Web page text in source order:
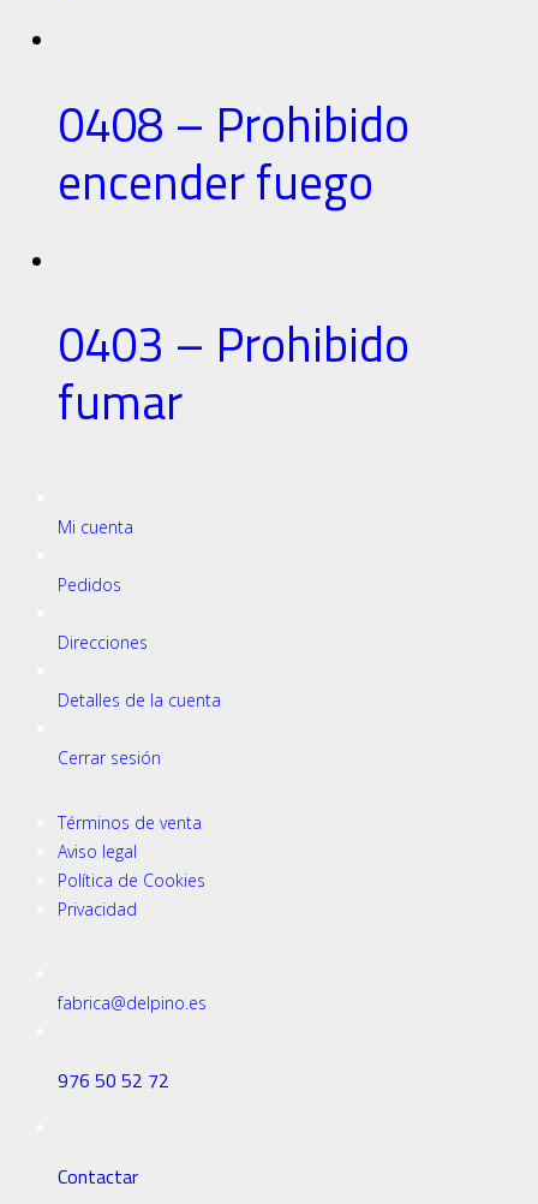
0408 – Prohibido
encender fuego
0403 – Prohibido
fumar
Mi cuenta
Pedidos
Direcciones
Detalles de la cuenta
Cerrar sesión
Términos de venta
Aviso legal
Política de Cookies
Privacidad
fabrica@delpino.es
976 50 52 72
Contactar